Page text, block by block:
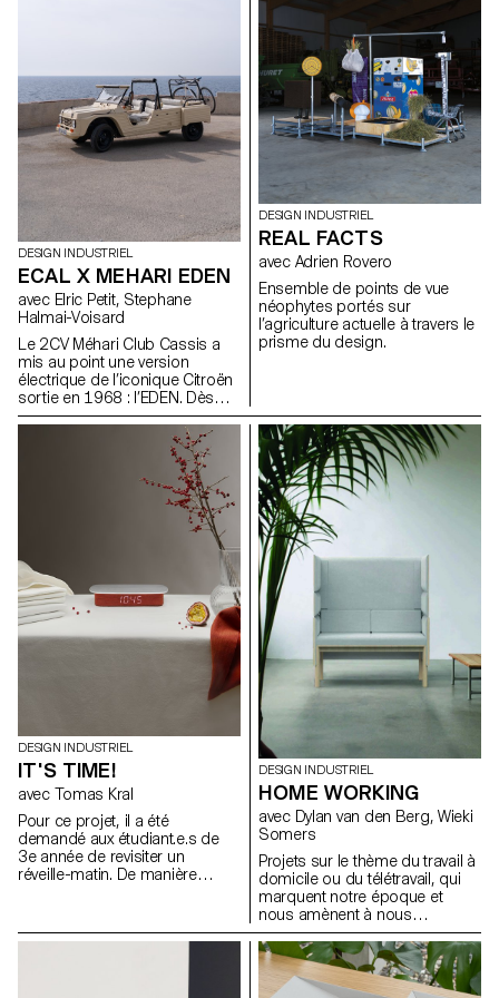
formes trouvées dans un
centre de recyclage de métaux.
Dans ce processus, des
découvertes et des
associations aléatoires ont été
faites pour générer un
et surprenant.
Nous mesurons le temps (de la
seconde à la vie entière), nous
mesurons le familier (longueur,
poids, volume) et l'inhabituel
(son, rayonnement, tension),
nous avons des systèmes de
mesure pour la vie quotidienne
et pour les experts. Pour cet
atelier, les étudiants du
développé des appareils de
mesure alternatifs.
DESIGN INDUSTRIEL
ECAL X MEHARI EDEN
avec Elric Petit, Stephane
Halmai-Voisard
Le 2CV Méhari Club Cassis a
mis au point une version
électrique de l’iconique Citroën
sortie en 1968 : l’EDEN. Dès
son origine, cette voiture était
destinée aux sports et aux
loisirs estivaux. Aujourd’hui,
notre regain d’intérêt pour les
activités de plein air associé à
une technologie électrique rend
perspective que les
étudiant·e·s de 2e année en
Bachelor Design Industriel,
sous la direction de Stéphane
Halmaï-Voisard, responsable
du programme, et du designer
Elric Petit, présentent une série
DESIGN INDUSTRIEL
REAL FACTS
avec Adrien Rovero
Ensemble de points de vue
néophytes portés sur
l’agriculture actuelle à travers le
prisme du design.
DESIGN INDUSTRIEL
IT'S TIME!
avec Tomas Kral
Pour ce projet, il a été
demandé aux étudiant.e.s de
3e année de revisiter un
réveille-matin. De manière
émettent un son ou une
DESIGN INDUSTRIEL
HOME WORKING
avec Dylan van den Berg, Wieki
Somers
Projets sur le thème du travail à
domicile ou du télétravail, qui
marquent notre époque et
nous amènent à nous
interroger à la fois sur ce qu'est
le travail, et sur la manière et le
lieu où nous travaillons. La
récente expérience de travail à